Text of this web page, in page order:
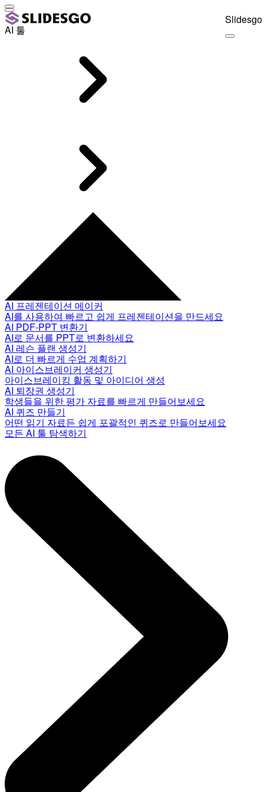
AI 툴
AI 프레젠테이션 메이커
AI를 사용하여 빠르고 쉽게 프레젠테이션을 만드세요
AI PDF-PPT 변환기
AI로 문서를 PPT로 변환하세요
AI 레슨 플랜 생성기
AI로 더 빠르게 수업 계획하기
AI 아이스브레이커 생성기
아이스브레이킹 활동 및 아이디어 생성
AI 퇴장권 생성기
학생들을 위한 평가 자료를 빠르게 만들어보세요
AI 퀴즈 만들기
어떤 읽기 자료든 쉽게 포괄적인 퀴즈로 만들어보세요
모든 AI 툴 탐색하기